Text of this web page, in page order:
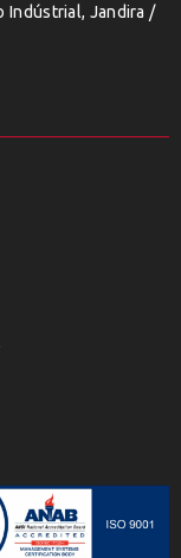
Indústrial, Jandira /